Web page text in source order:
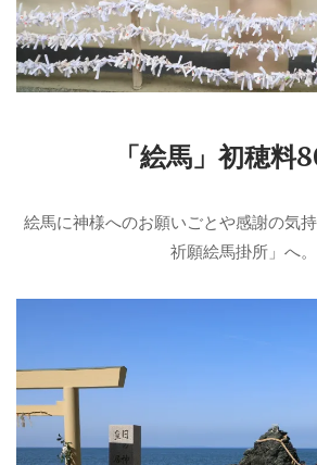
「絵馬」初穂料
絵馬に神様へのお願いごとや感謝の気
祈願絵馬掛所」へ。